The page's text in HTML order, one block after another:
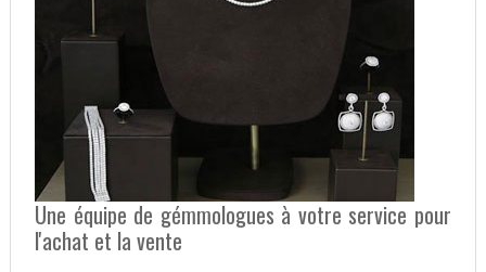
Une équipe de gémmologues à votre service pour
l'achat et la vente